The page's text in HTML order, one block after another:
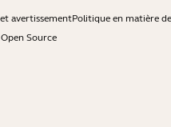
avertissementPolitique en matière
Source